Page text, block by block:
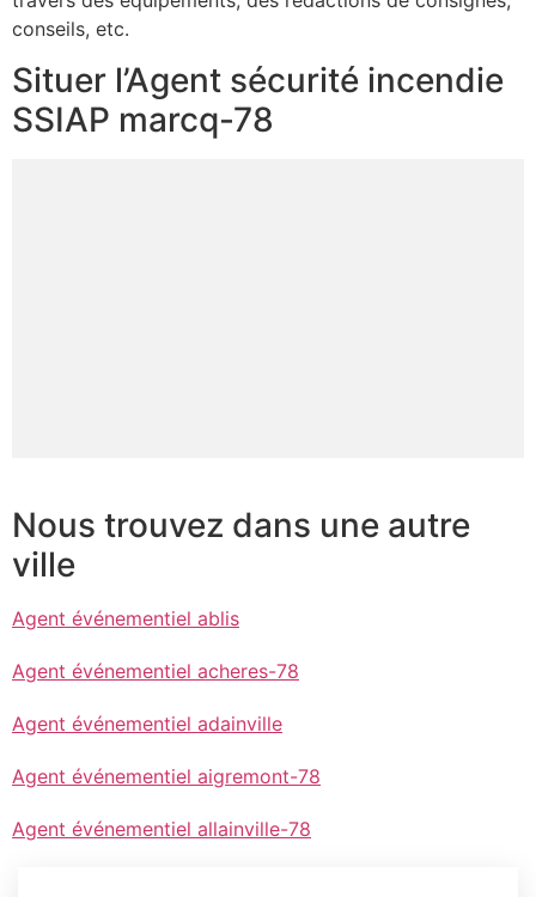
conseils, etc.
Situer l’Agent sécurité incendie
SSIAP marcq-78
Nous trouvez dans une autre
ville
Agent événementiel ablis
Agent événementiel acheres-78
Agent événementiel adainville
Agent événementiel aigremont-78
Agent événementiel allainville-78